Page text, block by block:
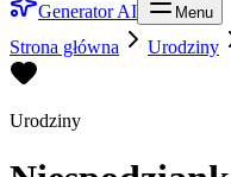
Generator AI Menu
Strona główna Urodziny
Urodziny